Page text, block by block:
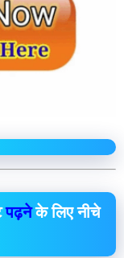
पढ़नेके लिए नीचे